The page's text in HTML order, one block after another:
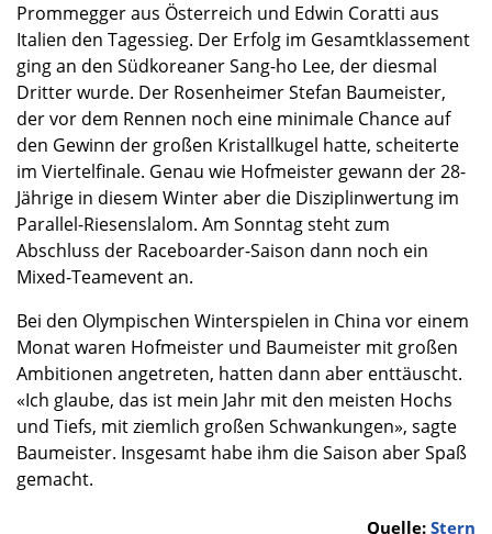
Prommegger aus Österreich und Edwin Coratti aus
Italien den Tagessieg. Der Erfolg im Gesamtklassement
ging an den Südkoreaner Sang-ho Lee, der diesmal
Dritter wurde. Der Rosenheimer Stefan Baumeister,
der vor dem Rennen noch eine minimale Chance auf
den Gewinn der großen Kristallkugel hatte, scheiterte
im Viertelfinale. Genau wie Hofmeister gewann der 28-
Jährige in diesem Winter aber die Disziplinwertung im
Parallel-Riesenslalom. Am Sonntag steht zum
Abschluss der Raceboarder-Saison dann noch ein
Mixed-Teamevent an.
Bei den Olympischen Winterspielen in China vor einem
Monat waren Hofmeister und Baumeister mit großen
Ambitionen angetreten, hatten dann aber enttäuscht.
«Ich glaube, das ist mein Jahr mit den meisten Hochs
und Tiefs, mit ziemlich großen Schwankungen», sagte
Baumeister. Insgesamt habe ihm die Saison aber Spaß
gemacht.
Quelle: Stern